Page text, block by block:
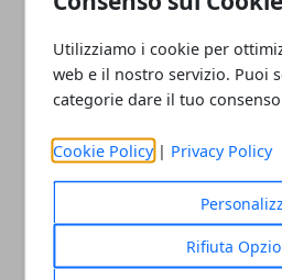
Utilizziamo i cookie per
web e il nostro servizio. Puoi
categorie dare il tuo
Cookie Policy | Privacy Policy
Rifiuta
Garanzie per chi acquista
posizione di questo
sicuramente un ottimo
investimento non deve solo
essere anche sicuro.